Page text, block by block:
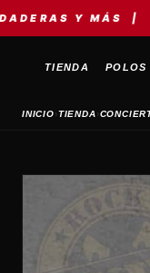
| 🤘 ENVIOS
TIENDA POLOS
INICIO›TIENDA›